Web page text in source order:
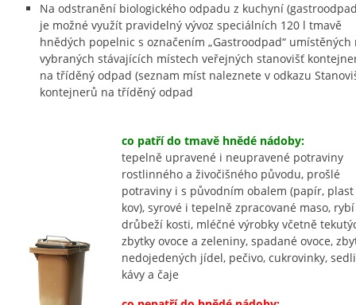
Na odstranění biologického odpadu z kuchyní
je možné využít pravidelný vývoz speciálních 120 l tmavě
hnědých popelnic s označením „Gastroodpad“ umístěných
vybraných stávajících místech veřejných stanovišť
na tříděný odpad (seznam míst naleznete v odkazu
kontejnerů na tříděný odpad
co patří do tmavě hnědé nádoby:
tepelně upravené i neupravené potraviny
rostlinného a živočišného původu, prošlé
potraviny i s původním obalem (papír, plast
kov), syrové i tepelně zpracované maso,
drůbeží kosti, mléčné výrobky včetně
zbytky ovoce a zeleniny, spadané ovoce,
nedojedených jídel, pečivo, cukrovinky,
kávy a čaje